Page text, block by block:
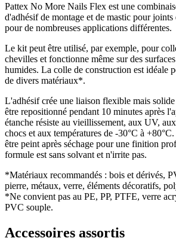
Pattex No More Nails Flex est une
d'adhésif de montage et de mastic pour joints
pour de nombreuses applications différentes.
Le kit peut être utilisé, par exemple, pour
chevilles et fonctionne même sur des
humides. La colle de construction est idéale
de divers matériaux*.
L'adhésif crée une liaison flexible mais
être repositionné pendant 10 minutes après
étanche résiste au vieillissement, aux UV,
chocs et aux températures de -30°C à
être peint après séchage pour une finition
formule est sans solvant et n'irrite pas.
*Matériaux recommandés : bois et dérivés,
pierre, métaux, verre, éléments décoratifs,
*Ne convient pas au PE, PP, PTFE, verre
PVC souple.
Accessoires assortis